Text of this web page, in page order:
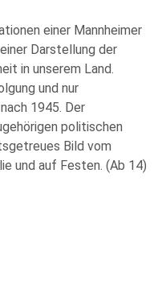
einer Mannheimer
Darstellung der
in unserem Land.
und nur
1945. Der
politischen
Bild vom
und auf Festen. (Ab 14)